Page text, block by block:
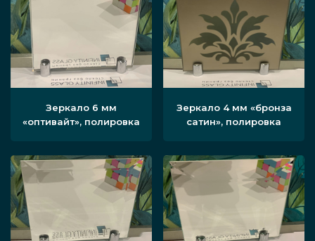
Зеркало 6 мм
«оптивайт», полировка
Зеркало 4 мм «бронза
сатин», полировка